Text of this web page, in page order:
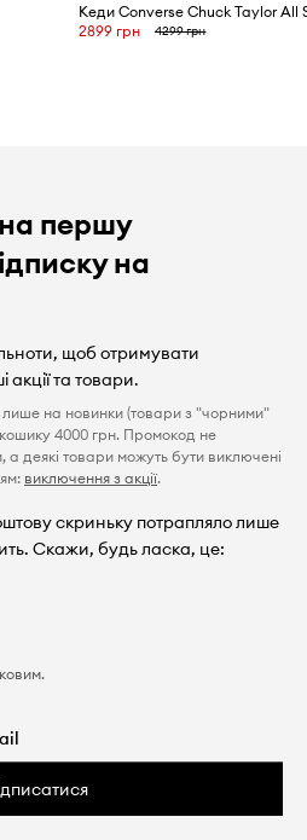
Кеди Converse Chuck Taylor All
2899 грн
4299 грн
першу
на
щоб отримувати
та товари.
на новинки (товари з "чорними"
4000 грн. Промокод не
а деякі товари можуть бути виключені
виключення з акції.
скриньку потрапляло лише
Скажи, будь ласка, це: